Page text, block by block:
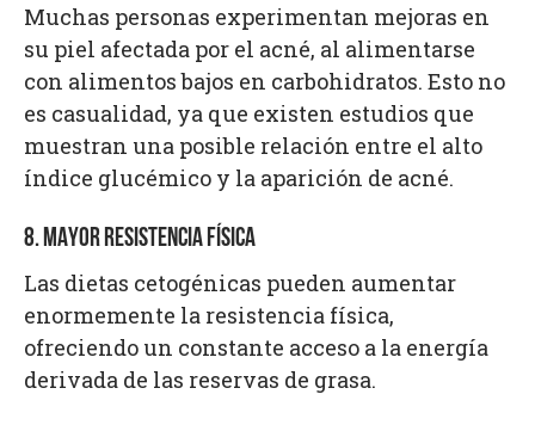
Muchas personas experimentan mejoras en
su piel afectada por el acné, al alimentarse
con alimentos bajos en carbohidratos. Esto no
es casualidad, ya que existen estudios que
muestran una posible relación entre el alto
índice glucémico y la aparición de acné.
8. MAYOR RESISTENCIA FÍSICA
Las dietas cetogénicas pueden aumentar
enormemente la resistencia física,
ofreciendo un constante acceso a la energía
derivada de las reservas de grasa.